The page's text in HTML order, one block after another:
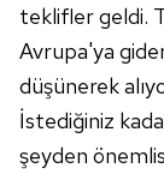
teklifler geldi.
Avrupa'ya
düşünerek
İstediğiniz
şeyden